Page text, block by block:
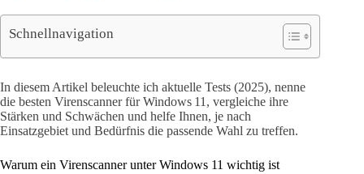
Schnellnavigation
In diesem Artikel beleuchte ich aktuelle Tests (2025), nenne
die besten Virenscanner für Windows 11, vergleiche ihre
Stärken und Schwächen und helfe Ihnen, je nach
Einsatzgebiet und Bedürfnis die passende Wahl zu treffen.
Warum ein Virenscanner unter Windows 11 wichtig ist